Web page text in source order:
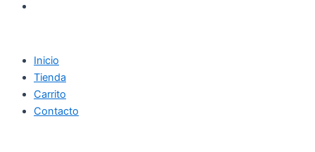
Inicio
Tienda
Carrito
Contacto